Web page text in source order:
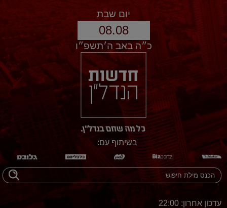
יום שבת
08.08
כ״ה באב ה׳תשפ״ו
בשיתוף עם:
עדכון אחרון: 22:00